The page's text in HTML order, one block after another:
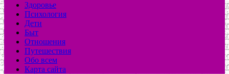
Здоровье
Психология
Дети
Быт
Отношения
Путешествия
Обо всем
Карта сайта